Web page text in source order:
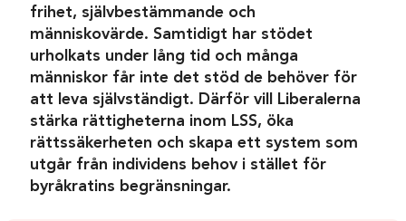
frihet, självbestämmande och
människovärde. Samtidigt har stödet
urholkats under lång tid och många
människor får inte det stöd de behöver för
att leva självständigt. Därför vill Liberalerna
stärka rättigheterna inom LSS, öka
rättssäkerheten och skapa ett system som
utgår från individens behov i stället för
byråkratins begränsningar.